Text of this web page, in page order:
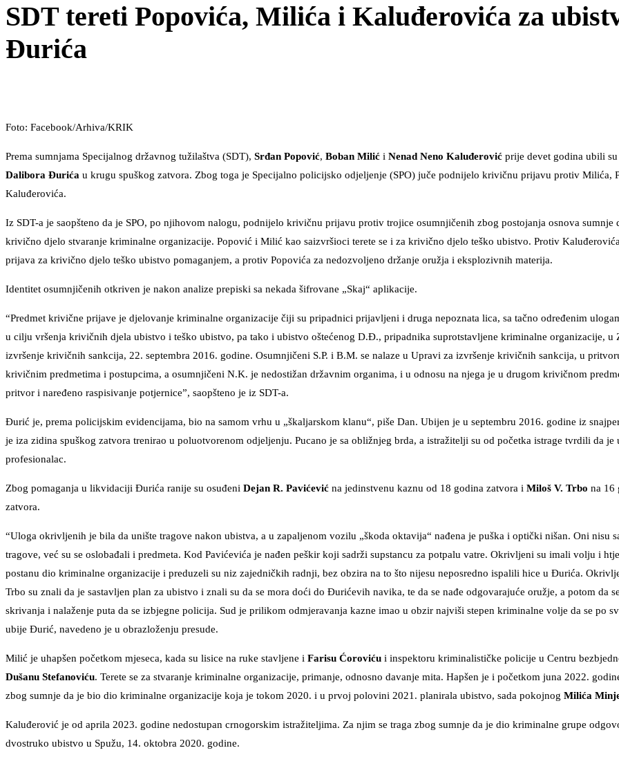
SDT tereti Popovića, Milića i Kaluđerovića za
Đurića
Foto: Facebook/Arhiva/KRIK
Prema sumnjama Specijalnog državnog tužilaštva (SDT), Srđan Popović, Boban Milić i Nenad Neno Kaluđerović prije devet godina ubili
Dalibora Đurića u krugu spuškog zatvora. Zbog toga je Specijalno policijsko odjeljenje (SPO) juče podnijelo krivičnu prijavu protiv Milića,
Kaluđerovića.
Iz SDT-a je saopšteno da je SPO, po njihovom nalogu, podnijelo krivičnu prijavu protiv trojice osumnjičenih zbog postojanja osnova sumnje
krivično djelo stvaranje kriminalne organizacije. Popović i Milić kao saizvršioci terete se i za krivično djelo teško ubistvo. Protiv
prijava za krivično djelo teško ubistvo pomaganjem, a protiv Popovića za nedozvoljeno držanje oružja i eksplozivnih materija.
Identitet osumnjičenih otkriven je nakon analize prepiski sa nekada šifrovane „Skaj“ aplikacije.
“Predmet krivične prijave je djelovanje kriminalne organizacije čiji su pripadnici prijavljeni i druga nepoznata lica, sa tačno određenim
u cilju vršenja krivičnih djela ubistvo i teško ubistvo, pa tako i ubistvo oštećenog D.Đ., pripadnika suprotstavljene kriminalne organizacije, u
izvršenje krivičnih sankcija, 22. septembra 2016. godine. Osumnjičeni S.P. i B.M. se nalaze u Upravi za izvršenje krivičnih sankcija, u
krivičnim predmetima i postupcima, a osumnjičeni N.K. je nedostižan državnim organima, i u odnosu na njega je u drugom krivičnom
pritvor i naređeno raspisivanje potjernice”, saopšteno je iz SDT-a.
Đurić je, prema policijskim evidencijama, bio na samom vrhu u „škaljarskom klanu“, piše Dan. Ubijen je u septembru 2016. godine iz
je iza zidina spuškog zatvora trenirao u poluotvorenom odjeljenju. Pucano je sa obližnjeg brda, a istražitelji su od početka istrage tvrdili da je
profesionalac.
Zbog pomaganja u likvidaciji Đurića ranije su osuđeni Dejan R. Pavićević na jedinstvenu kaznu od 18 godina zatvora i Miloš V. Trbo na 16
zatvora.
“Uloga okrivljenih je bila da unište tragove nakon ubistva, a u zapaljenom vozilu „škoda oktavija“ nađena je puška i optički nišan. Oni nisu
tragove, već su se oslobađali i predmeta. Kod Pavićevića je nađen peškir koji sadrži supstancu za potpalu vatre. Okrivljeni su imali volju i
postanu dio kriminalne organizacije i preduzeli su niz zajedničkih radnji, bez obzira na to što nijesu neposredno ispalili hice u Đurića.
Trbo su znali da je sastavljen plan za ubistvo i znali su da se mora doći do Đurićevih navika, te da se nađe odgovarajuće oružje, a potom da
skrivanja i nalaženje puta da se izbjegne policija. Sud je prilikom odmjeravanja kazne imao u obzir najviši stepen kriminalne volje da se po
ubije Đurić, navedeno je u obrazloženju presude.
Milić je uhapšen početkom mjeseca, kada su lisice na ruke stavljene i Farisu Ćoroviću i inspektoru kriminalističke policije u Centru
Dušanu Stefanoviću. Terete se za stvaranje kriminalne organizacije, primanje, odnosno davanje mita. Hapšen je i početkom juna 2022.
zbog sumnje da je bio dio kriminalne organizacije koja je tokom 2020. i u prvoj polovini 2021. planirala ubistvo, sada pokojnog Milića
Kaluđerović je od aprila 2023. godine nedostupan crnogorskim istražiteljima. Za njim se traga zbog sumnje da je dio kriminalne grupe
dvostruko ubistvo u Spužu, 14. oktobra 2020. godine.